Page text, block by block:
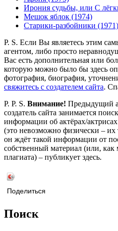
Ирония судьбы, или С
Мешок яблок (1974)
Старики-разбойники (1971)
P. S. Если Вы являетесь этим
агентом, либо просто
Вас есть дополнительная или
которую можно было бы здесь
фотография, биография,
свяжитесь с создателем сайта.
P. P. S. Внимание! Предыдущий
создатель сайта занимается
информации об актёрах/
(это невозможно физически – их
он ждёт такой информации от
собственный материал (или,
плагиата) – публикует здесь.
Поделиться
Поиск